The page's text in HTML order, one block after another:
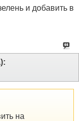
и добавить в
на